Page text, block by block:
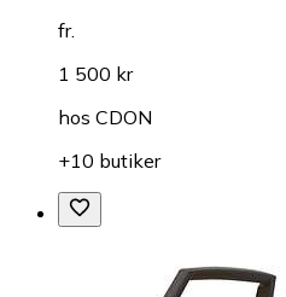
fr.
1 500 kr
hos CDON
+10 butiker